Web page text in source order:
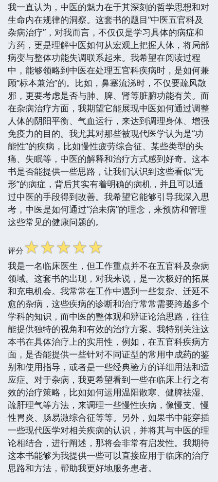
我一直认为，中医的魅力在于其深刻的哲学思想和对
生命内在规律的洞察。这套书的题目“中医五官科及
杂病治疗”，对我而言，不仅仅是学习具体的病症和
方药，更是理解中医如何从宏观上把握人体，将局部
病变与整体功能失调联系起来。我希望在阅读过程
中，能够领略到中医在处理五官科疾病时，是如何兼
顾“标本兼治”的。比如，鼻塞流涕时，不仅要疏风散
邪，更要考虑是否与肺、脾、肾等脏腑功能有关。而
在杂病治疗方面，我期望它能展现中医如何通过调整
人体的阴阳平衡、气血运行，来达到调理身体、增强
免疫力的目的。我尤其对那些被现代医学认为是“功
能性”的疾病，比如慢性疲劳综合征、某些类型的头
痛、失眠等，中医的解释和治疗方式感到好奇。这本
书是否能提供一些思路，让我们认识到这些看似“无
形”的病症，背后其实有着明确的病机，并且可以通
过中医的手段得到改善。我希望它能够引导我深入思
考，中医是如何通过“治未病”的理念，来预防和管理
这些常见的健康问题的。
评分☆☆☆☆☆
我是一名临床医生，但工作重点并不在五官科及杂病
领域。这套书的出现，对我来说，是一次极好的拓展
和充电机会。我常常在工作中遇到一些复杂、迁延不
愈的杂病，这些疾病的诊断和治疗常常需要跨越多个
学科的知识，而中医的整体观和辨证论治思路，往往
能提供独特的视角和有效的治疗方案。我特别关注这
本书在具体治疗上的实用性，例如，在五官科疾病方
面，是否能提供一些针对不同证型的常用中成药的鉴
别和使用指导，或者是一些经典验方的详细用法和适
应症。对于杂病，我更希望看到一些在临床上行之有
效的治疗策略，比如如何运用温阳散寒、健脾祛湿、
疏肝理气等方法，来调理一些慢性疾病，像慢支、慢
性胃炎、肠易激综合征等等。另外，如果书中能穿插
一些现代医学对相关疾病的认识，并将其与中医的理
论相结合，进行阐述，那将会非常有启发性。我期待
这本书能够为我提供一些可以直接应用于临床的治疗
思路和方法，帮助我更好地服务患者。